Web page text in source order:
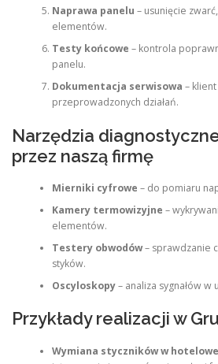
Naprawa panelu – usunięcie
elementów.
Testy końcowe – kontrola
panelu.
Dokumentacja serwisowa –
przeprowadzonych działań.
Narzędzia
przez naszą firmę
Mierniki cyfrowe – do pomiaru
Kamery termowizyjne –
elementów.
Testery obwodów– sprawdzanie
styków.
Oscyloskopy– analiza sygnałów w
Przykłady realizacji w
Wymiana styczników w